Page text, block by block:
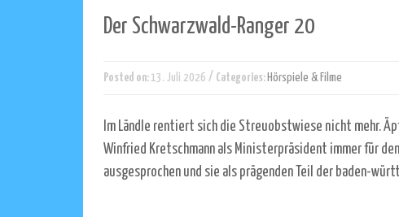
Der Schwarzwald-Ranger 20
Posted on:13. Juli 2026 / Categories: Hörspiele & Filme
Im Ländle rentiert sich die Streuobstwiese nicht mehr.
Winfried Kretschmann als Ministerpräsident immer für
ausgesprochen und sie als prägenden Teil der baden-